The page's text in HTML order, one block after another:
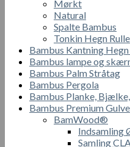
Mørkt
Natural
Spalte Bambus
Tonkin Hegn Rulle
Bambus Kantning Hegn
Bambus lampe og
Bambus Palm Stråtag
Bambus Pergola
Bambus Planke,
Bambus Premium Gulve
BamWood®
Samling